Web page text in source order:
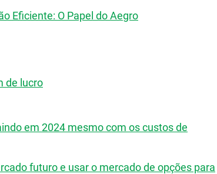
Eficiente: O Papel do Aegro
de lucro
em 2024 mesmo com os custos de
futuro e usar o mercado de opções para